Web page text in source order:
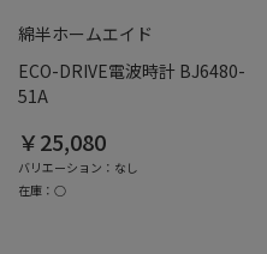
綿半ホームエイド
ECO-DRIVE電波時計 BJ6480-
51A
￥25,080
バリエーション：なし
在庫：○